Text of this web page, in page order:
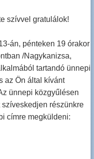
szívvel gratulálok!
án, pénteken 19 órakor
/Nagykanizsa,
tartandó ünnepi
az Ön által kívánt
ünnepi közgyűlésen
részünkre
címre megküldeni: